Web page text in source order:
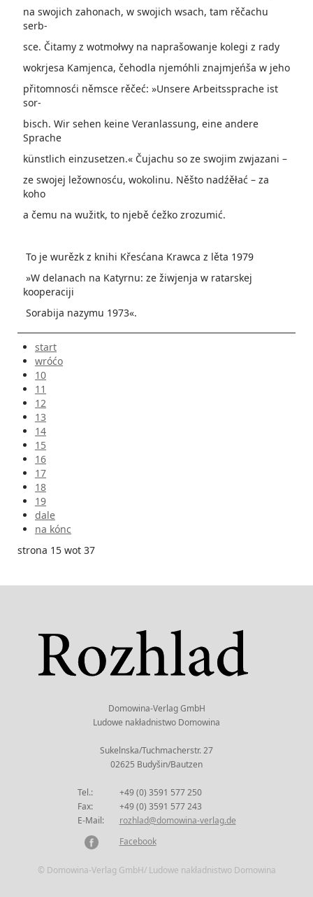
na swojich zahonach, w swojich wsach, tam rěčachu
serb-
sce. Čitamy z wotmołwy na naprašowanje kolegi z rady
wokrjesa Kamjenca, čehodla njemóhli znajmjeńša w jeho
přitomnosći němsce rěčeć: »Unsere Arbeitssprache ist
sor-
bisch. Wir sehen keine Veranlassung, eine andere
Sprache
künstlich einzusetzen.« Čujachu so ze swojim zwjazani –
ze swojej ležownosću, wokolinu. Něšto nadźěłać – za
koho
a čemu na wužitk, to njebě ćežko zrozumić.
To je wurězk z knihi Křesćana Krawca z lěta 1979
»W delanach na Katyrnu: ze žiwjenja w ratarskej
kooperaciji
Sorabija nazymu 1973«.
start
wróćo
10
11
12
13
14
15
16
17
18
19
dale
na kónc
strona 15 wot 37
Domowina-Verlag GmbH
Ludowe nakładnistwo Domowina
Sukelnska/Tuchmacherstr. 27
02625 Budyšin/Bautzen
Tel.:
+49 (0) 3591 577 250
Fax:
+49 (0) 3591 577 243
E-Mail:
rozhlad@domowina-verlag.de
Facebook
© Domowina-Verlag GmbH/ Ludowe nakładnistwo Domowina